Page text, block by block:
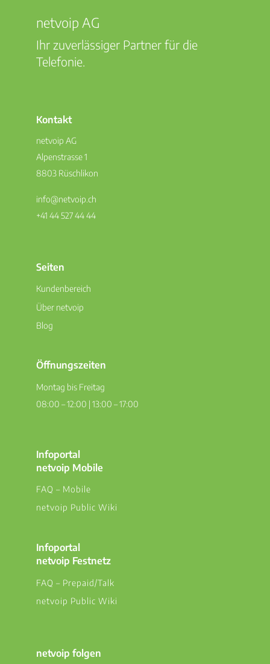
netvoip AG
Ihr zuverlässiger Partner für die
Telefonie.
Kontakt
netvoip AG
Alpenstrasse 1
8803 Rüschlikon
info@netvoip.ch
+41 44 527 44 44
Seiten
Kundenbereich
Über netvoip
Blog
Öffnungszeiten
Montag bis Freitag
08:00 – 12:00 | 13:00 – 17:00
Infoportal
netvoip Mobile
FAQ – Mobile
netvoip Public Wiki
Infoportal
netvoip Festnetz
FAQ – Prepaid/Talk
netvoip Public Wiki
netvoip folgen